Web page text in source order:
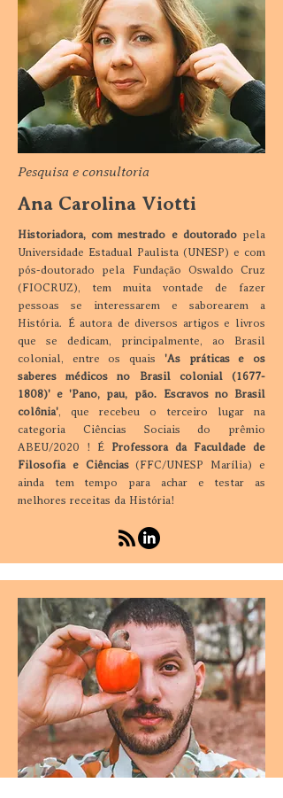
Pesquisa e consultoria
Ana Carolina Viotti
Historiadora, com mestrado e doutoradopela
Universidade Estadual Paulista (UNESP) e com
pós-doutorado pela Fundação Oswaldo Cruz
(FIOCRUZ), tem muita vontade de fazer
pessoas se interessarem e saborearem a
História. É autora de diversos artigos e livros
que se dedicam, principalmente, ao Brasil
colonial, entre os quais 'As práticas e os
saberes médicos no Brasil colonial (1677-
1808)' e 'Pano, pau, pão. Escravos no Brasil
colônia', que recebeu o terceiro lugar na
categoria Ciências Sociais do prêmio
ABEU/2020 ! É Professora da Faculdade de
Filosofia e Ciências(FFC/UNESP Marília) e
ainda tem tempo para achar e testar as
melhores receitas da História!